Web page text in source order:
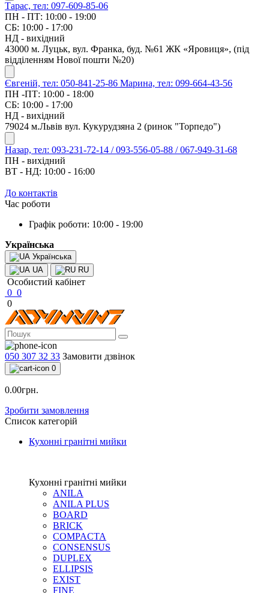
Тарас, тел: 097-609-85-06
ПН - ПТ: 10:00 - 19:00
СБ: 10:00 - 17:00
НД - вихідний
43000 м. Луцьк, вул. Франка, буд. №61 ЖК «Яровиця», (під
відділенням Нової пошти №20)
Євгеній, тел: 050-841-25-86 Марина, тел: 099-664-43-56
ПН -ПТ: 10:00 - 18:00
СБ: 10:00 - 17:00
НД - вихідний
79024 м.Львів вул. Кукурудзяна 2 (ринок "Торпедо")
Назар, тел: 093-231-72-14 / 093-556-05-88 / 067-949-31-68
ПН - вихідний
ВТ - НД: 10:00 - 16:00
До контактів
Час роботи
Графік роботи: 10:00 - 19:00
Українська
Українська
UA
RU
Особистий кабінет
0 0
0
050 307 32 33 Замовити дзвінок
0
0.00грн.
Зробити замовлення
Список категорій
Кухонні гранітні мийки
Кухонні гранітні мийки
ANILA
ANILA PLUS
BOARD
BRICK
COMPACTA
CONSENSUS
DUPLEX
ELLIPSIS
EXIST
FINE